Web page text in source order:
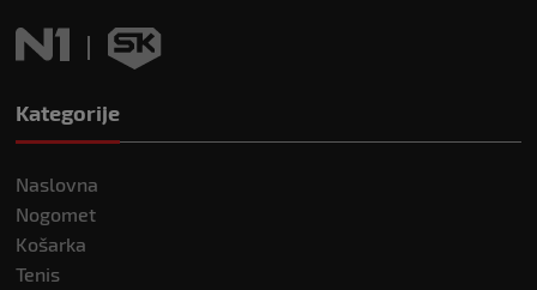
Kategorije
Naslovna
Nogomet
Košarka
Tenis